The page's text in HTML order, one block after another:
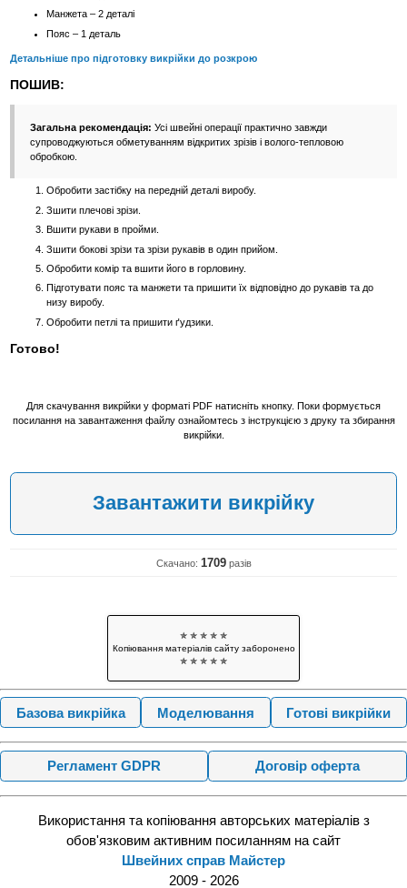
Манжета – 2 деталі
Пояс – 1 деталь
Детальніше про підготовку викрійки до розкрою
ПОШИВ:
Загальна рекомендація: Усі швейні операції практично завжди
супроводжуються обметуванням відкритих зрізів і волого-тепловою
обробкою.
Обробити застібку на передній деталі виробу.
Зшити плечові зрізи.
Вшити рукави в пройми.
Зшити бокові зрізи та зрізи рукавів в один прийом.
Обробити комір та вшити його в горловину.
Підготувати пояс та манжети та пришити їх відповідно до рукавів та до
низу виробу.
Обробити петлі та пришити ґудзики.
Готово!
Для скачування викрійки у форматі PDF натисніть кнопку. Поки формується
посилання на завантаження файлу ознайомтесь з інструкцією з друку та збирання
викрійки.
Завантажити викрійку
Скачано: 1709разів
✯ ✯ ✯ ✯ ✯
Копіювання матеріалів сайту заборонено
✯ ✯ ✯ ✯ ✯
Базова викрійка Моделювання Готові викрійки
Регламент GDPR Договір оферта
Використання та копіювання авторських матеріалів з
обов'язковим активним посиланням на сайт
Швейних справ Майстер
2009 - 2026